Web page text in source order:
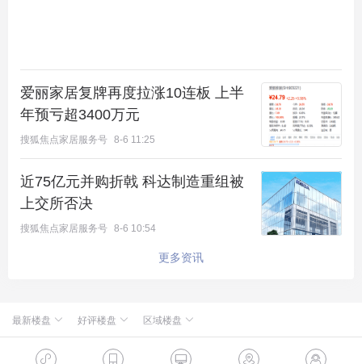
爱丽家居复牌再度拉涨10连板 上半
年预亏超3400万元
搜狐焦点家居服务号 8-6 11:25
近75亿元并购折戟 科达制造重组被
上交所否决
搜狐焦点家居服务号 8-6 10:54
更多资讯
最新楼盘 好评楼盘 区域楼盘
绿城·朗月和风 新航城世界映 怀柔国贤府
北京楼盘 石景山楼盘
桃源新都孔雀城 华银天鹅湖 温泉新都孔雀城